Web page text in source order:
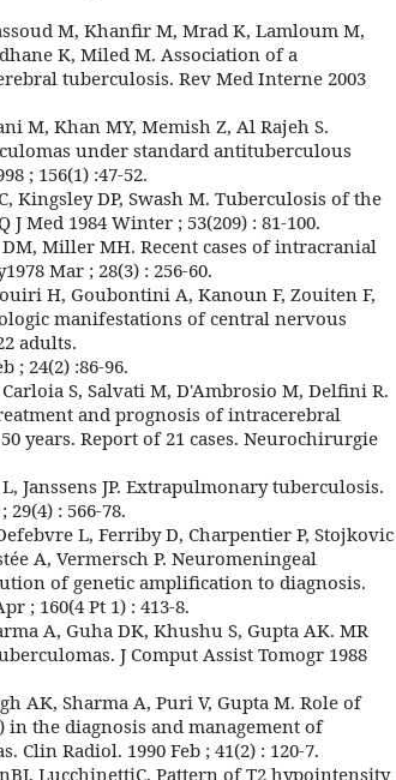
M, Khanfir M, Mrad K, Lamloum M,
K, Miled M. Association of a
tuberculosis. Rev Med Interne 2003
M, Khan MY, Memish Z, Al Rajeh S.
under standard antituberculous
; 156(1) :47-52.
Kingsley DP, Swash M. Tuberculosis of the
Med 1984 Winter ; 53(209) : 81-100.
Miller MH. Recent cases of intracranial
Mar ; 28(3) : 256-60.
H, Goubontini A, Kanoun F, Zouiten F,
manifestations of central nervous
adults.
; 24(2) :86-96.
S, Salvati M, D'Ambrosio M, Delfini R.
and prognosis of intracerebral
years. Report of 21 cases. Neurochirurgie
Janssens JP. Extrapulmonary tuberculosis.
: 566-78.
L, Ferriby D, Charpentier P, Stojkovic
A, Vermersch P. Neuromeningeal
of genetic amplification to diagnosis.
; 160(4 Pt 1) : 413-8.
A, Guha DK, Khushu S, Gupta AK. MR
J Comput Assist Tomogr 1988
AK, Sharma A, Puri V, Gupta M. Role of
in the diagnosis and management of
Radiol. 1990 Feb ; 41(2) : 120-7.
LucchinettiC. Pattern of T2 hypointensity